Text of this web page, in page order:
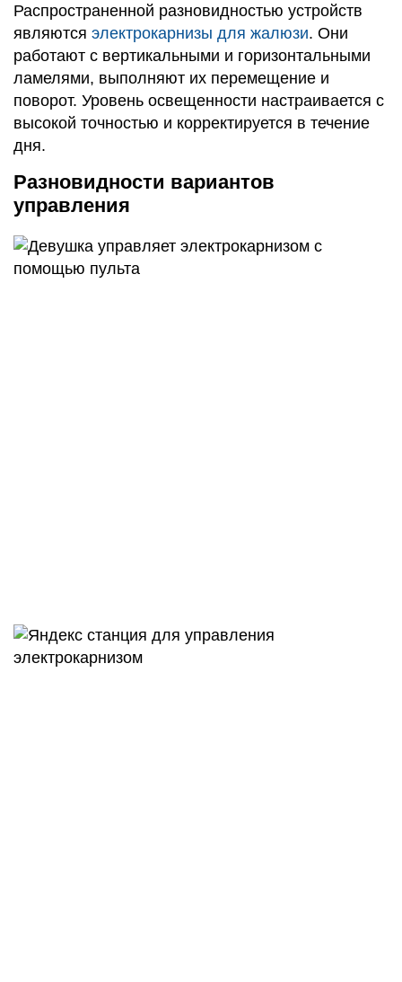
Распространенной разновидностью устройств
являются электрокарнизы для жалюзи. Они
работают с вертикальными и горизонтальными
ламелями, выполняют их перемещение и
поворот. Уровень освещенности настраивается с
высокой точностью и корректируется в течение
дня.
Разновидности вариантов
управления